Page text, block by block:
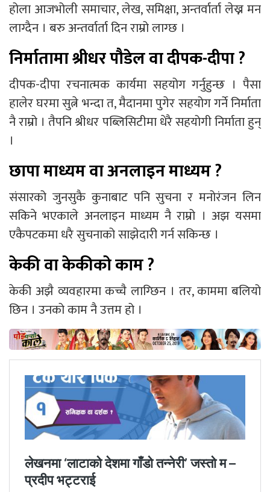
होला आजभोली समाचार, लेख, समिक्षा, अन्तर्वार्ता लेख्न मन
लाग्दैन । बरु अन्तर्वार्ता दिन राम्रो लाग्छ ।
निर्मातामा श्रीधर पौडेल वा दीपक-दीपा ?
दीपक-दीपा रचनात्मक कार्यमा सहयोग गर्नुहुन्छ । पैसा
हालेर घरमा सुत्ने भन्दा त, मैदानमा पुगेर सहयोग गर्ने निर्माता
नै राम्रो । तैपनि श्रीधर पब्लिसिटीमा धेरै सहयोगी निर्माता हुन्
।
छापा माध्यम वा अनलाइन माध्यम ?
संसारको जुनसुकै कुनाबाट पनि सुचना र मनोरंजन लिन
सकिने भएकाले अनलाइन माध्यम नै राम्रो । अझ यसमा
एकैपटकमा धरै सुचनाको साझेदारी गर्न सकिन्छ ।
केकी वा केकीको काम ?
केकी अझै व्यवहारमा कच्चै लाग्छिन । तर, काममा बलियो
छिन । उनको काम नै उत्तम हो ।